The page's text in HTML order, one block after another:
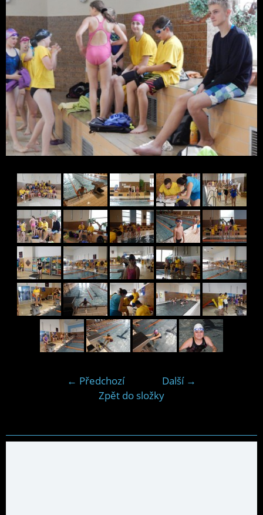
← Předchozí
Další →
Zpět do složky